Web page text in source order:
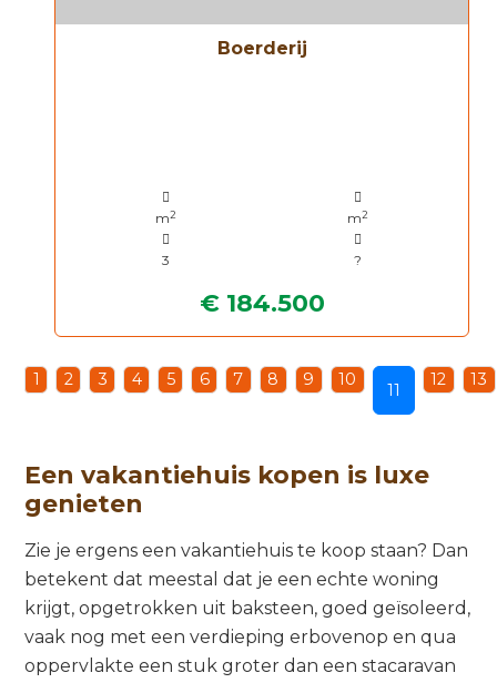
Boerderij
m2 m2
3 ?
€ 184.500
1 2 3 4 5 6 7 8 9 10
11
12 13
Een vakantiehuis kopen is luxe
genieten
Zie je ergens een vakantiehuis te koop staan? Dan
betekent dat meestal dat je een echte woning
krijgt, opgetrokken uit baksteen, goed geïsoleerd,
vaak nog met een verdieping erbovenop en qua
oppervlakte een stuk groter dan een stacaravan